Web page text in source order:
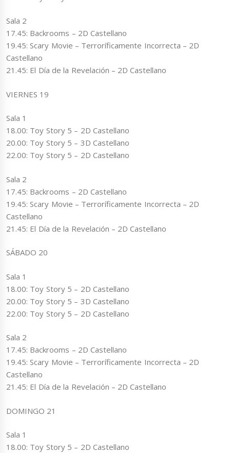
Sala 2
17.45: Backrooms – 2D Castellano
19.45: Scary Movie – Terroríficamente Incorrecta – 2D
Castellano
21.45: El Día de la Revelación – 2D Castellano
VIERNES 19
Sala 1
18.00: Toy Story 5 – 2D Castellano
20.00: Toy Story 5 – 3D Castellano
22.00: Toy Story 5 – 2D Castellano
Sala 2
17.45: Backrooms – 2D Castellano
19.45: Scary Movie – Terroríficamente Incorrecta – 2D
Castellano
21.45: El Día de la Revelación – 2D Castellano
SÁBADO 20
Sala 1
18.00: Toy Story 5 – 2D Castellano
20.00: Toy Story 5 – 3D Castellano
22.00: Toy Story 5 – 2D Castellano
Sala 2
17.45: Backrooms – 2D Castellano
19.45: Scary Movie – Terroríficamente Incorrecta – 2D
Castellano
21.45: El Día de la Revelación – 2D Castellano
DOMINGO 21
Sala 1
18.00: Toy Story 5 – 2D Castellano